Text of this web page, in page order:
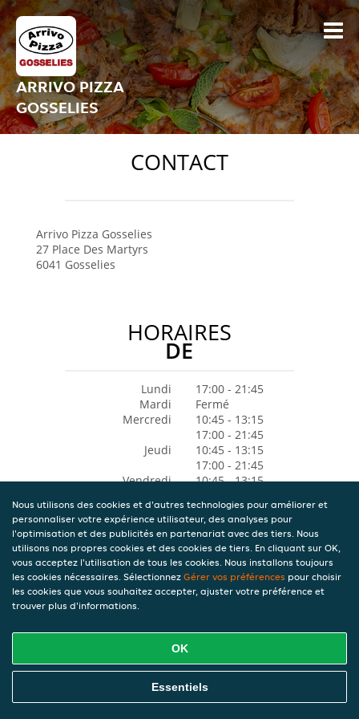
ARRIVO PIZZA
GOSSELIES
CONTACT
Arrivo Pizza Gosselies
27 Place Des Martyrs
6041 Gosselies
HORAIRES
DE
Lundi
17:00 - 21:45
Mardi
Fermé
Mercredi
10:45 - 13:15
17:00 - 21:45
Jeudi
10:45 - 13:15
17:00 - 21:45
Vendredi
10:45 - 13:15
Samedi
10:45 - 13:15
17:00 - 22:15
Dimanche
17:00 - 21:45
Nous utilisons des cookies et d'autres technologies pour améliorer et
personnaliser votre expérience utilisateur, des analyses pour
l'optimisation et des publicités en partenariat avec des tiers. Nous
utilisons nos propres cookies et des cookies de tiers. En cliquant sur OK,
vous acceptez l'utilisation de tous les cookies. Nous installons toujours
les cookies nécessaires. Sélectionnez Gérer vos préférences pour choisir
les cookies que vous souhaitez accepter, ajuster votre préférence et
trouver plus d'informations.
OK
Essentiels